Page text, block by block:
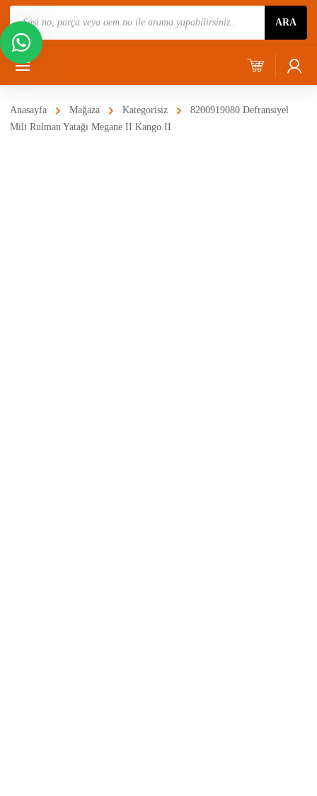
Ara
ARA
Anasayfa Mağaza Kategorisiz
8200919080 Defransiyel
Mili Rulman Yatağı Megane II Kango II